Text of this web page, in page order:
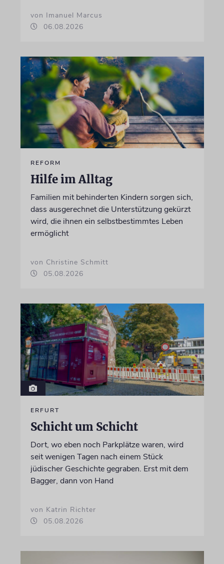
von Imanuel Marcus
06.08.2026
REFORM
Hilfe im Alltag
Familien mit behinderten Kindern sorgen sich,
dass ausgerechnet die Unterstützung gekürzt
wird, die ihnen ein selbstbestimmtes Leben
ermöglicht
von Christine Schmitt
05.08.2026
ERFURT
Schicht um Schicht
Dort, wo eben noch Parkplätze waren, wird
seit wenigen Tagen nach einem Stück
jüdischer Geschichte gegraben. Erst mit dem
Bagger, dann von Hand
von Katrin Richter
05.08.2026